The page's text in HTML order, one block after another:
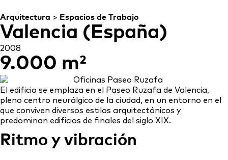
Arquitectura > Espacios de Trabajo
Valencia (España)
2008
9.000 m²
El edificio se emplaza en el Paseo Ruzafa de Valencia,
pleno centro neurálgico de la ciudad, en un entorno en el
que conviven diversos estilos arquitectónicos y
predominan edificios de finales del siglo XIX.
Ritmo y vibración